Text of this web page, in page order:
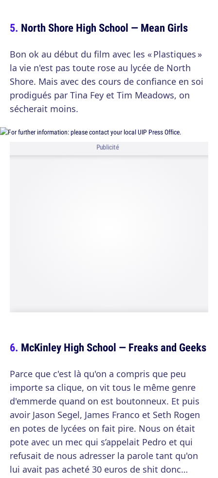
North Shore High School — Mean Girls
Bon ok au début du film avec les « Plastiques »
la vie n'est pas toute rose au lycée de North
Shore. Mais avec des cours de confiance en soi
prodigués par Tina Fey et Tim Meadows, on
sécherait moins.
Publicité
McKinley High School — Freaks and Geeks
Parce que c'est là qu'on a compris que peu
importe sa clique, on vit tous le même genre
d'emmerde quand on est boutonneux. Et puis
avoir Jason Segel, James Franco et Seth Rogen
en potes de lycées on fait pire. Nous on était
pote avec un mec qui s’appelait Pedro et qui
refusait de nous adresser la parole tant qu'on
lui avait pas acheté 30 euros de shit donc…